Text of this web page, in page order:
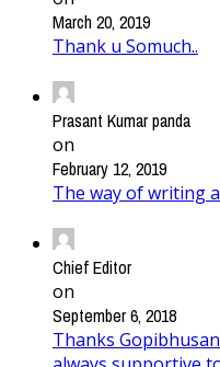
March 20, 2019
Thank u Somuch..
Prasant Kumar panda
on
February 12, 2019
The way of writing
Chief Editor
on
September 6, 2018
Thanks